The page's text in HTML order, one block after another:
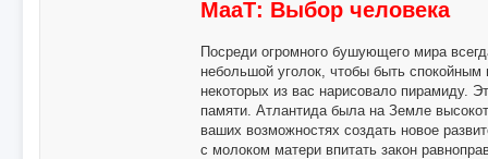
МааТ: Выбор человека
Посреди огромного бушующего мира
небольшой уголок, чтобы быть
некоторых из вас нарисовало пирамиду.
памяти. Атлантида была на Земле
ваших возможностях создать новое
с молоком матери впитать закон